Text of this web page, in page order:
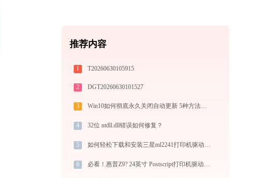
推荐内容
1 T20260630105915
2 DGT20260630101527
3 Win10如何彻底永久关闭自动更新 5种方法教你永久关闭win10自动更新
4 32位 ntdll.dll错误如何修复？
5 如何轻松下载和安装三星ml2241打印机驱动？跟着这篇指南走
6 必看！惠普Z9? 24英寸 Postscript打印机驱动下载与安装的正确姿势